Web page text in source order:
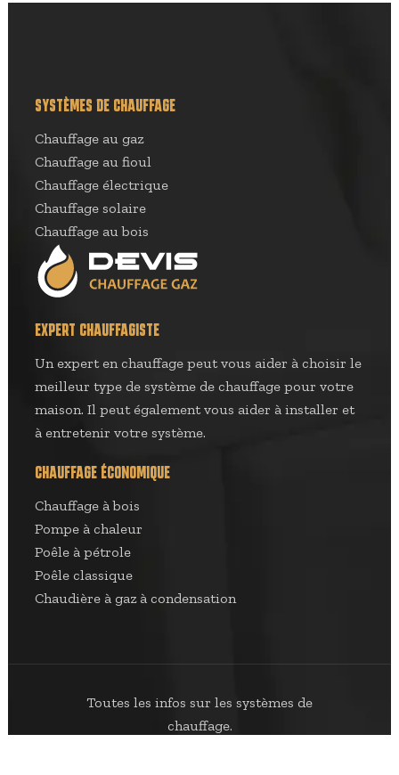
SYSTÈMES DE CHAUFFAGE
Chauffage au gaz
Chauffage au fioul
Chauffage électrique
Chauffage solaire
Chauffage au bois
EXPERT CHAUFFAGISTE
Un expert en chauffage peut vous aider à choisir le
meilleur type de système de chauffage pour votre
maison. Il peut également vous aider à installer et
à entretenir votre système.
CHAUFFAGE ÉCONOMIQUE
Chauffage à bois
Pompe à chaleur
Poêle à pétrole
Poêle classique
Chaudière à gaz à condensation
Toutes les infos sur les systèmes de
chauffage.